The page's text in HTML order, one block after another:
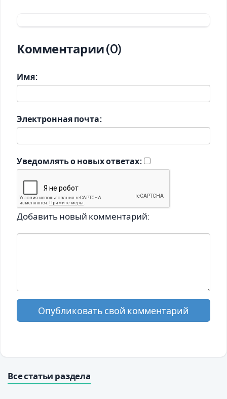
Комментарии (0)
Имя:
Электронная почта:
Уведомлять о новых ответах:
Добавить новый комментарий:
Опубликовать свой комментарий
Все статьи раздела